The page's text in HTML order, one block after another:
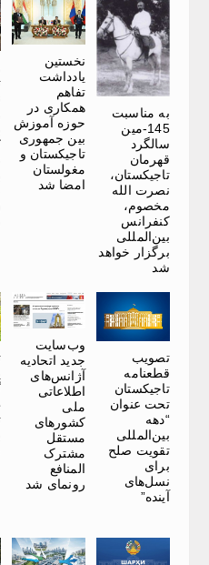
به مناسبت
145-مین
سالگرد
قهرمان
تاجیکستان،
نصرت الله
مخصوم،
کنفرانس
بین‌المللی
برگزار خواهد
شد
نخستین
یادداشت
تفاهم
همکاری در
حوزه آموزش
بین جمهوری
تاجیکستان و
مغولستان
امضا شد
تصویب
قطعنامه
تاجیکستان
تحت عنوان
“دهه
بین‌المللی
تقویت صلح
برای
نسل‌های
آینده”
وب‌سایت
جدید اتحادیه
آژانس‌های
اطلاعاتی
ملی
کشورهای
مستقل
مشترک
المنافع
رونمای شد